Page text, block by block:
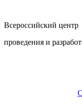
Всероссийский центр
проведения и